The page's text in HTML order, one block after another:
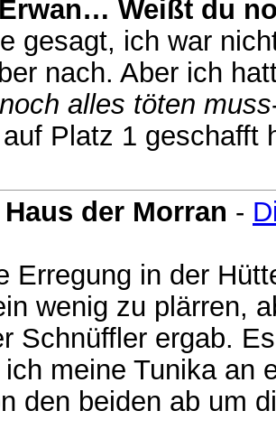
Weißt du
gesagt, ich war
nach. Aber ich
alles töten muss
Platz 1 geschafft
Haus der Morran -
Erregung in der
wenig zu plärren,
Schnüffler ergab.
meine Tunika an
den beiden ab um